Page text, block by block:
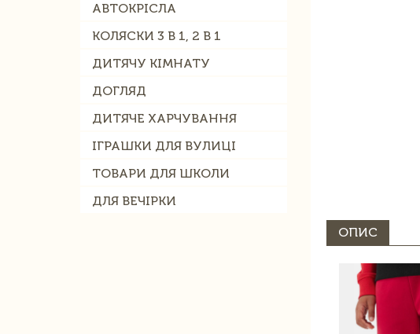
АВТОКРІСЛА
КОЛЯСКИ 3 В 1, 2 В 1
ДИТЯЧУ КІМНАТУ
ДОГЛЯД
ДИТЯЧЕ ХАРЧУВАННЯ
ІГРАШКИ ДЛЯ ВУЛИЦІ
ТОВАРИ ДЛЯ ШКОЛИ
ДЛЯ ВЕЧІРКИ
ОПИС